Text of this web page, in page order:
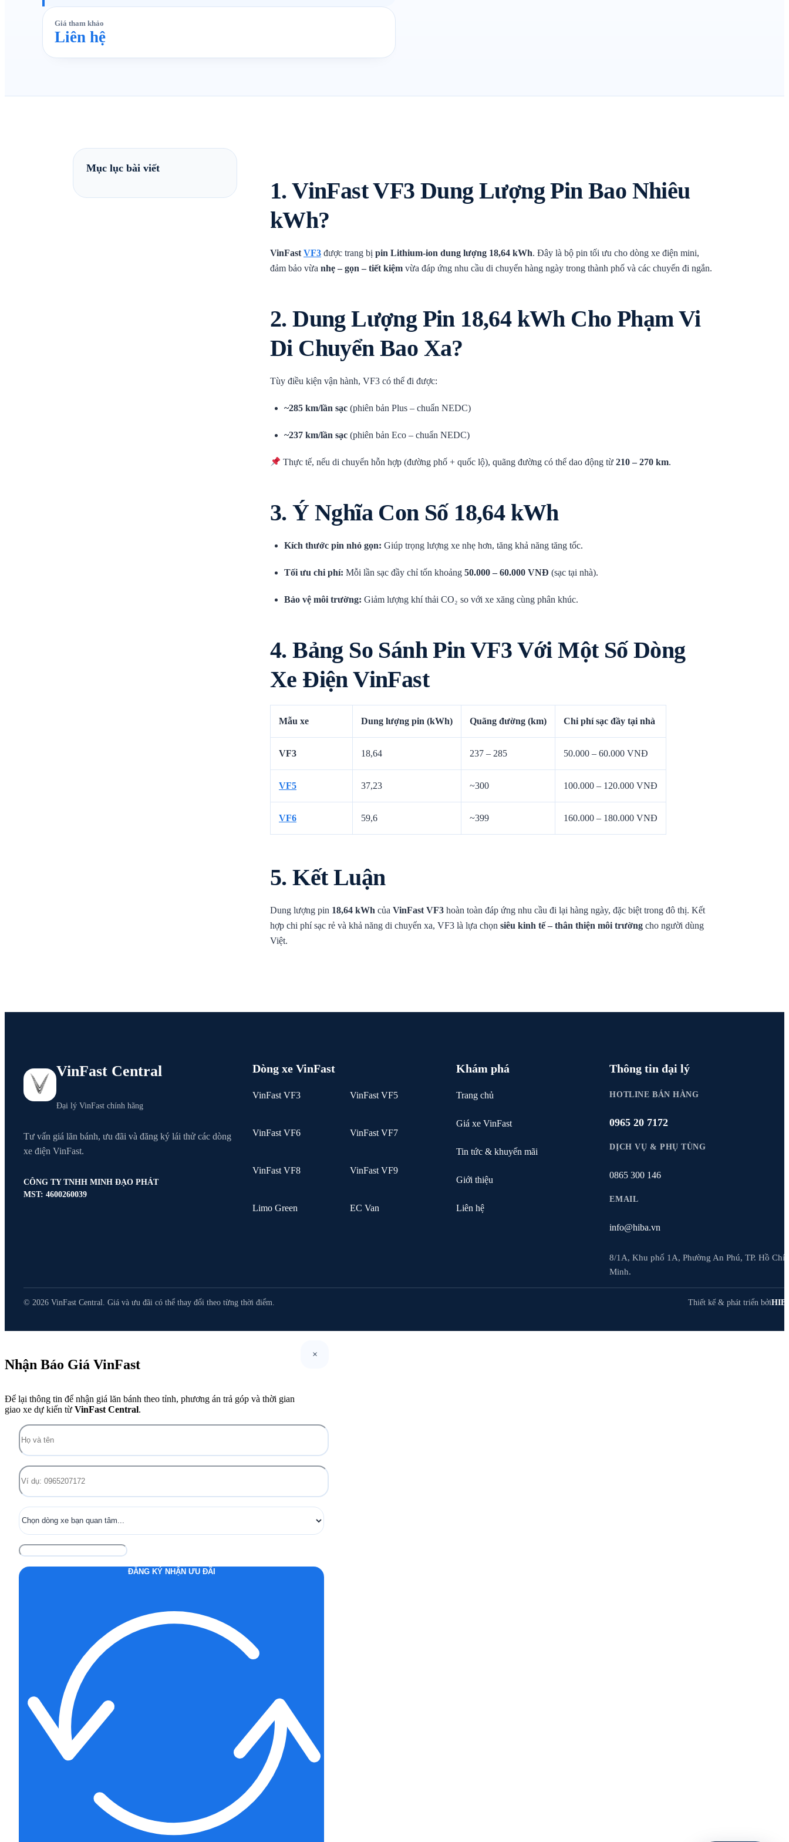
Giá tham khảo
Liên hệ
Mục lục bài viết
1. VinFast VF3 Dung Lượng Pin Bao Nhiêu
kWh?
VinFast VF3 được trang bị pin Lithium-ion dung lượng 18,64 kWh. Đây là bộ pin tối ưu cho dòng xe điện mini,
đảm bảo vừa nhẹ – gọn – tiết kiệm vừa đáp ứng nhu cầu di chuyển hàng ngày trong thành phố và các chuyến đi ngắn.
2. Dung Lượng Pin 18,64 kWh Cho Phạm Vi
Di Chuyển Bao Xa?
Tùy điều kiện vận hành, VF3 có thể đi được:
~285 km/lần sạc (phiên bản Plus – chuẩn NEDC)
~237 km/lần sạc (phiên bản Eco – chuẩn NEDC)
Thực tế, nếu di chuyển hỗn hợp (đường phố + quốc lộ), quãng đường có thể dao động từ210 – 270 km.
3. Ý Nghĩa Con Số 18,64 kWh
Kích thước pin nhỏ gọn: Giúp trọng lượng xe nhẹ hơn, tăng khả năng tăng tốc.
Tối ưu chi phí: Mỗi lần sạc đầy chỉ tốn khoảng 50.000 – 60.000 VNĐ (sạc tại nhà).
Bảo vệ môi trường: Giảm lượng khí thải CO₂ so với xe xăng cùng phân khúc.
4. Bảng So Sánh Pin VF3 Với Một Số Dòng
Xe Điện VinFast
Mẫu xe Dung lượng pin (kWh) Quãng đường (km) Chi phí sạc đầy tại nhà
VF3 18,64 237 – 285 50.000 – 60.000 VNĐ
VF5 37,23 ~300 100.000 – 120.000 VNĐ
VF6 59,6 ~399 160.000 – 180.000 VNĐ
5. Kết Luận
Dung lượng pin 18,64 kWh của VinFast VF3 hoàn toàn đáp ứng nhu cầu đi lại hàng ngày, đặc biệt trong đô thị. Kết
hợp chi phí sạc rẻ và khả năng di chuyển xa, VF3 là lựa chọn siêu kinh tế – thân thiện môi trường cho người dùng
Việt.
VinFast Central
Đại lý VinFast chính hãng
Tư vấn giá lăn bánh, ưu đãi và đăng ký lái thử các dòng
xe điện VinFast.
CÔNG TY TNHH MINH ĐẠO PHÁT
MST: 4600260039
Dòng xe VinFast
VinFast VF3 VinFast VF5
VinFast VF6 VinFast VF7
VinFast VF8 VinFast VF9
Limo Green EC Van
Khám phá
Trang chủ
Giá xe VinFast
Tin tức & khuyến mãi
Giới thiệu
Liên hệ
Thông tin đại lý
HOTLINE BÁN HÀNG
0965 20 7172
DỊCH VỤ & PHỤ TÙNG
0865 300 146
EMAIL
info@hiba.vn
8/1A, Khu phố 1A, Phường An Phú, TP. Hồ Chí
Minh.
© 2026 VinFast Central. Giá và ưu đãi có thể thay đổi theo từng thời điểm. Thiết kế & phát triển bởi
×
Nhận Báo Giá VinFast
Để lại thông tin để nhận giá lăn bánh theo tỉnh, phương án trả góp và thời gian
giao xe dự kiến từ VinFast Central.
ĐĂNG KÝ NHẬN ƯU ĐÃI